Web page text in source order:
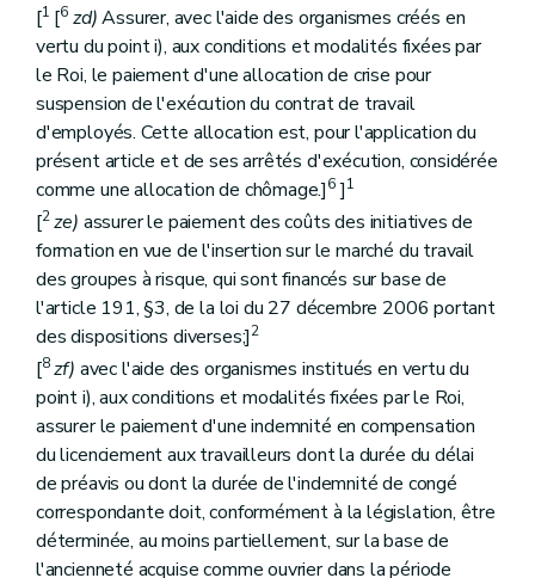
[1 [6 zd)Assurer, avec l'aide des organismes créés en
vertu du point i), aux conditions et modalités fixées par
le Roi, le paiement d'une allocation de crise pour
suspension de l'exécution du contrat de travail
d'employés. Cette allocation est, pour l'application du
présent article et de ses arrêtés d'exécution, considérée
comme une allocation de chômage.]6]1
[2 ze) assurer le paiement des coûts des initiatives de
formation en vue de l'insertion sur le marché du travail
des groupes à risque, qui sont financés sur base de
l'article 191, §3, de la loi du 27 décembre 2006 portant
des dispositions diverses;]2
[8 zf) avec l'aide des organismes institués en vertu du
point i), aux conditions et modalités fixées par le Roi,
assurer le paiement d'une indemnité en compensation
du licenciement aux travailleurs dont la durée du délai
de préavis ou dont la durée de l'indemnité de congé
correspondante doit, conformément à la législation, être
déterminée, au moins partiellement, sur la base de
l'ancienneté acquise comme ouvrier dans la période